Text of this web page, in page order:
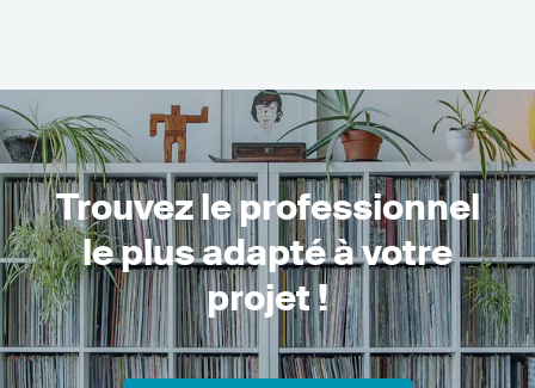
Trouvez le professionnel
le plus adapté à votre
projet !